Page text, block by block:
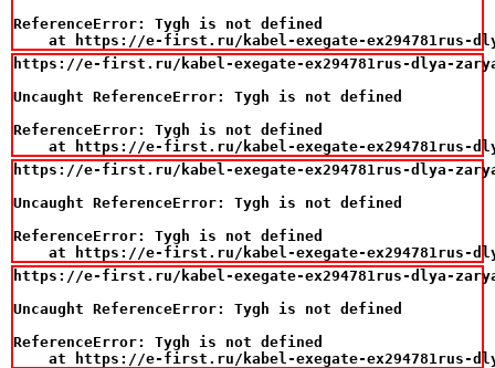
ReferenceError: Tygh is not defined
at https://e-first.ru/kabel-exegate-ex294781rus-
https://e-first.ru/kabel-exegate-ex294781rus-dlya-
Uncaught ReferenceError: Tygh is not defined
ReferenceError: Tygh is not defined
at https://e-first.ru/kabel-exegate-ex294781rus-
https://e-first.ru/kabel-exegate-ex294781rus-dlya-
Uncaught ReferenceError: Tygh is not defined
ReferenceError: Tygh is not defined
at https://e-first.ru/kabel-exegate-ex294781rus-
https://e-first.ru/kabel-exegate-ex294781rus-dlya-
Uncaught ReferenceError: Tygh is not defined
ReferenceError: Tygh is not defined
at https://e-first.ru/kabel-exegate-ex294781rus-